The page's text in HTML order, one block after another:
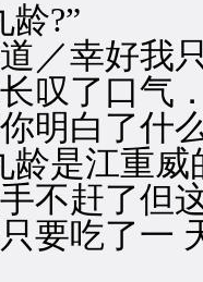
?”
幸好我只
了口气．
白了什
是江重威
不赶了但
要吃了一